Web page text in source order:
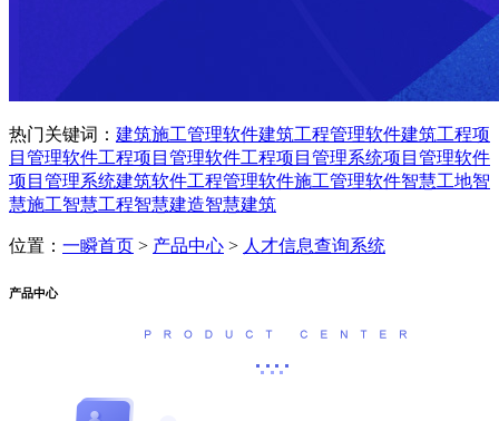
热门关键词： 建筑施工管理软件建筑工程管理软件建筑工程项
目管理软件工程项目管理软件工程项目管理系统项目管理软件
项目管理系统建筑软件工程管理软件施工管理软件智慧工地智
慧施工智慧工程智慧建造智慧建筑
位置： 一瞬首页 > 产品中心 > 人才信息查询系统
产品中心